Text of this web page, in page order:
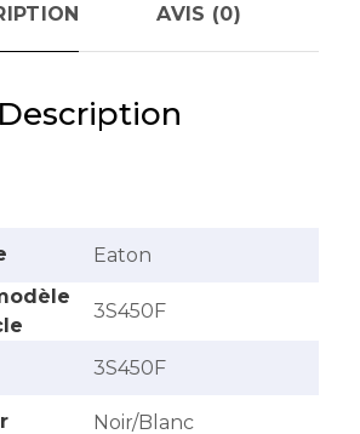
AVIS (0)
Description
‎Eaton
‎3S450F
‎3S450F
‎Noir/Blanc